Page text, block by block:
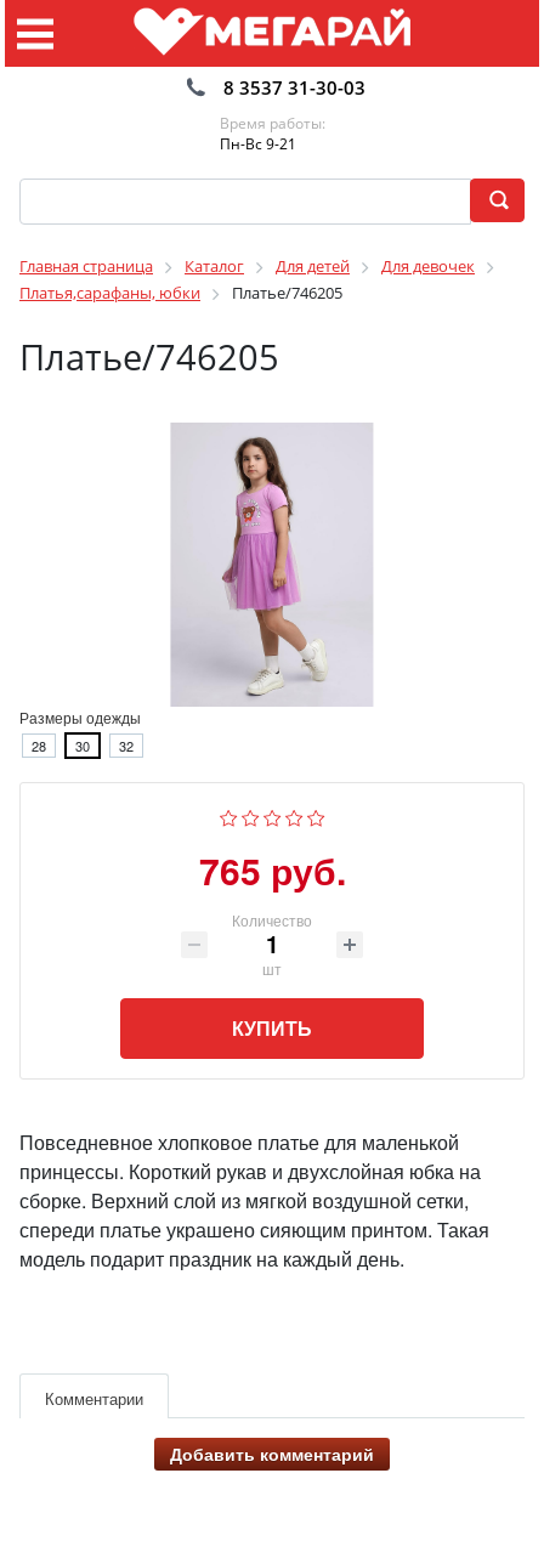
8 3537 31-30-03
Время работы:
Пн-Вс 9-21
Главная страница Каталог Для детей
Для девочек
Платья,сарафаны, юбки
Платье/746205
Платье/746205
Размеры одежды
28 30 32
765 руб.
Количество
шт
КУПИТЬ
Повседневное хлопковое платье для маленькой
принцессы. Короткий рукав и двухслойная юбка на
сборке. Верхний слой из мягкой воздушной сетки,
спереди платье украшено сияющим принтом. Такая
модель подарит праздник на каждый день.
Комментарии
Добавить комментарий